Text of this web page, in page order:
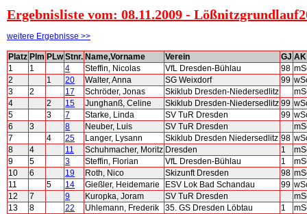
Ergebnisliste vom: 08.11.2009 -
weitere Ergebnisse >>
Platz Plm PLw Stnr. Name,Vorname Verein GJ AK
1
1 4 Steffin, Nicolas VfL Dresden-Bühlau 98
2
1 20 Walter, Anna SG Weixdorf 99
3
2 17 Schröder, Jonas Skiklub Dresden-Niedersedlitz
4
2 15 Junghanß, Celine Skiklub Dresden-Niedersedlitz 99
5
3 7 Starke, Linda SV TuR Dresden 99
6
3 8 Neuber, Luis SV TuR Dresden
7
4 25 Langer, Lysann Skiklub Dresden Niedersedlitz 98
8
4 11 Schuhmacher, Moritz Dresden 1
9
5 3 Steffin, Florian VfL Dresden-Bühlau 1
10
6 19 Roth, Nico Skizunft Dresden 98
11
5 14 Gießler, Heidemarie ESV Lok Bad Schandau 99
12
7 9 Kuropka, Joram SV TuR Dresden
13
8 22 Uhlemann, Frederik 35. GS Dresden Löbtau 1